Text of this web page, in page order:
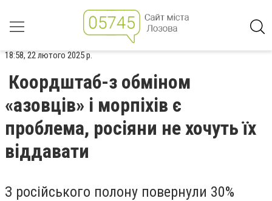
18:58, 22 лютого 2025 р.
Коордштаб-з обміном
«азовців» і морпіхів є
проблема, росіяни не хочуть їх
віддавати
З російського полону повернули 30%